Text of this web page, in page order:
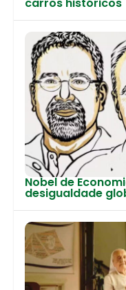
Nobel de
desigualdade